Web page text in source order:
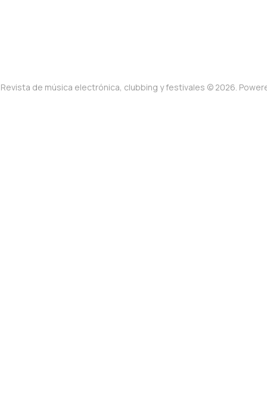
de música electrónica, clubbing y festivales © 2026.